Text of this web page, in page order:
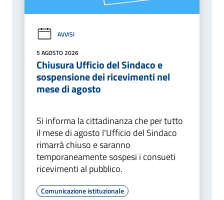
AVVISI
5 AGOSTO 2026
Chiusura Ufficio del Sindaco e
sospensione dei ricevimenti nel
mese di agosto
Si informa la cittadinanza che per tutto
il mese di agosto l'Ufficio del Sindaco
rimarrà chiuso e saranno
temporaneamente sospesi i consueti
ricevimenti al pubblico.
Comunicazione istituzionale